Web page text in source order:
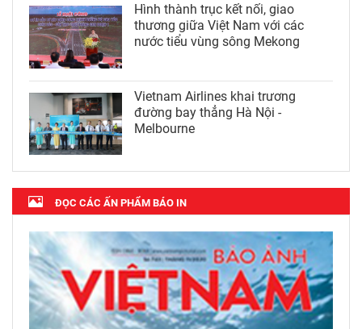
Hình thành trục kết nối, giao
thương giữa Việt Nam với các
nước tiểu vùng sông Mekong
Vietnam Airlines khai trương
đường bay thẳng Hà Nội -
Melbourne
ĐỌC CÁC ẤN PHẨM BÁO IN